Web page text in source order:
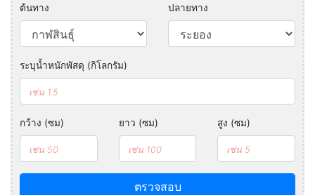
ต้นทาง ปลายทาง
ระบุน้ำหนักพัสดุ (กิโลกรัม)
กว้าง (ซม) ยาว (ซม) สูง (ซม)
ตรวจสอบ